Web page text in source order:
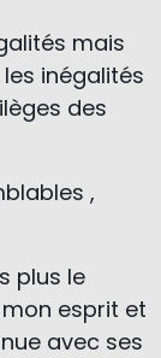
mais
inégalités
des
,
plus le
esprit et
avec ses